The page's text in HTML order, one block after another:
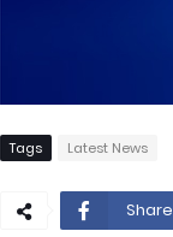
Tags Latest News
Share